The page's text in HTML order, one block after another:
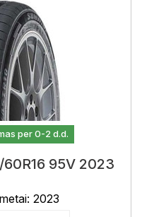
per 0-2 d.d.
60R16 95V 2023
2023